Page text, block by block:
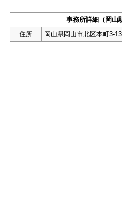
事務所詳細（岡山
住所
岡山県岡山市北区本町3-